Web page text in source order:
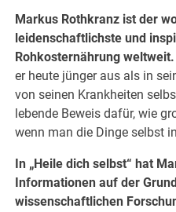
Markus Rothkranz ist der
leidenschaftlichste und
Rohkosternährung weltweit.
er heute jünger aus als in
von seinen Krankheiten
lebende Beweis dafür, wie
wenn man die Dinge selbst
In „Heile dich selbst“ hat
Informationen auf der
wissenschaftlichen